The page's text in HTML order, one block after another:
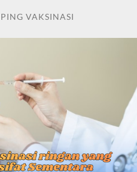
VAKSINASI